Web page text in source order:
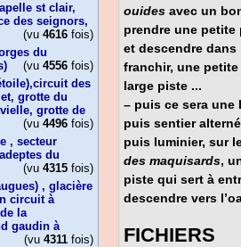
ouides avec un
prendre une petite
et descendre dans
franchir, une
large piste ...
– puis ce sera une
puis sentier
puis luminier, sur
des maquisards,
piste qui sert à
descendre vers
FICHIERS
st clair,
des seignors,
(vu 4616 fois)
du
(vu 4556 fois)
des
grotte du
grotte de
(vu 4496 fois)
, secteur
du
(vu 4315 fois)
, glacière
circuit à
la
gaudin à
(vu 4311 fois)